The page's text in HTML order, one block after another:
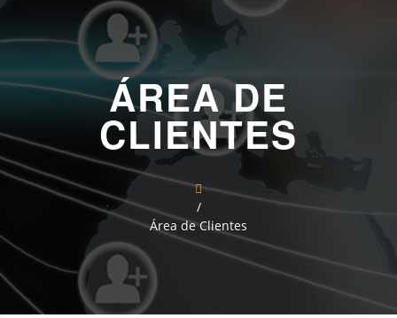
ÁREA DE
CLIENTES
/
Área de Clientes